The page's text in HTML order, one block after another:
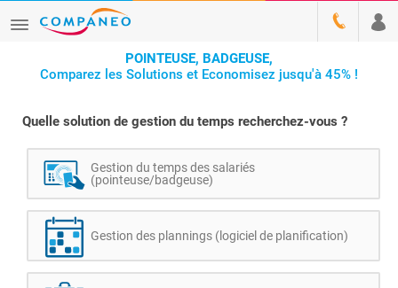
POINTEUSE, BADGEUSE,
Comparez les Solutions et Economisez jusqu'à 45% !
Quelle solution de gestion du temps recherchez-vous ?
Gestion du temps des salariés
(pointeuse/badgeuse)
Gestion des plannings (logiciel de planification)